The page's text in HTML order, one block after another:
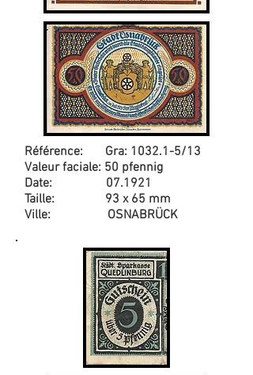
Référence: Gra: 1032.1-5/13
Valeur faciale: 50 pfennig
Date: 07.1921
Taille: 93 x 65 mm
Ville: OSNABRÜCK